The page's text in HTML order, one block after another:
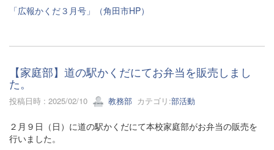
「広報かくだ３月号」（角田市HP）
【家庭部】道の駅かくだにてお弁当を販売しまし
た。
投稿日時 : 2025/02/10 教務部 カテゴリ:部活動
２月９日（日）に道の駅かくだにて本校家庭部がお弁当の販売を
行いました。